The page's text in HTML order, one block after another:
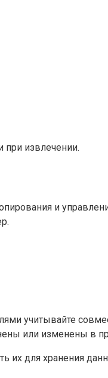
при извлечении.
и
учитывайте
или изменены в
их для хранения